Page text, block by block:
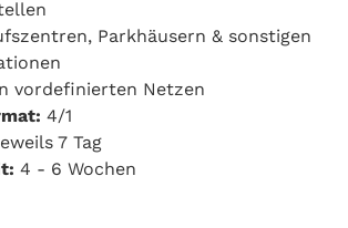
Parkhäusern & sonstigen
vordefinierten Netzen
4/1
7 Tag
4 - 6 Wochen